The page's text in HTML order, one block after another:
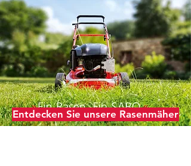
Entdecken Sie unsere Rasenmäher